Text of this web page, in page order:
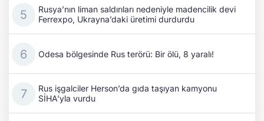
Rusya’nın liman saldırıları nedeniyle madencilik devi
Ferrexpo, Ukrayna’daki üretimi durdurdu
Odesa bölgesinde Rus terörü: Bir ölü, 8 yaralı!
Rus işgalciler Herson’da gıda taşıyan kamyonu
SİHA’yla vurdu